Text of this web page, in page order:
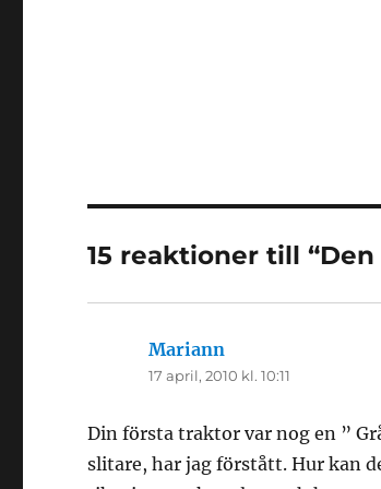
15 reaktioner till
Mariann
17 april, 2010 kl. 10:11
Din första traktor var nog en ”
slitare, har jag förstått. Hur kan